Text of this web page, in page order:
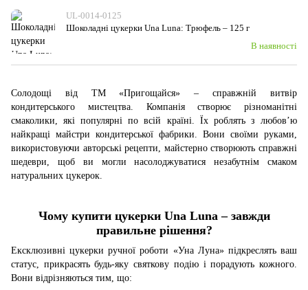
UL-0014-0125
Шоколадні цукерки Una Luna: Трюфель – 125 г
В наявності
Солодощі від ТМ «Пригощайся» – справжній витвір
кондитерського мистецтва. Компанія створює різноманітні
смаколики, які популярні по всій країні. Їх роблять з любов’ю
найкращі майстри кондитерської фабрики. Вони своїми руками,
використовуючи авторські рецепти, майстерно створюють справжні
шедеври, щоб ви могли насолоджуватися незабутнім смаком
натуральних цукерок.
Чому купити цукерки Una Luna – завжди
правильне рішення?
Ексклюзивні цукерки ручної роботи «Уна Луна» підкреслять ваш
статус, прикрасять будь-яку святкову подію і порадують кожного.
Вони відрізняються тим, що: